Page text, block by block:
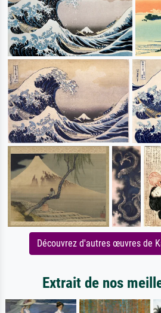
Découvrez d'autres œuvres de
Extrait de nos